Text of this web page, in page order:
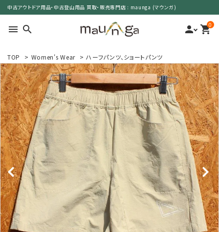
中古アウトドア用品・中古登山用品 買取・販売専門店 : maunga (マウンガ)
menu search person 0
shopping_cart
search
カテゴリーで選ぶ
サイズで選ぶ
特集で選ぶ
価格で選ぶ
買取案内
レンタル・修理
TOP > Women's Wear > ハーフパンツ、ショートパンツ